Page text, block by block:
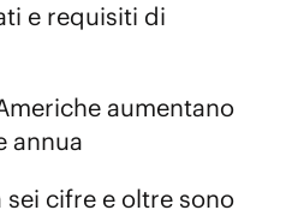
e requisiti di
aumentano
annua
sei cifre e oltre sono